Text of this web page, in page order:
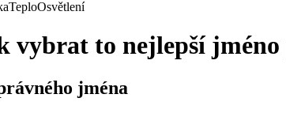
TeploOsvětlení
vybrat to nejlepší
jména